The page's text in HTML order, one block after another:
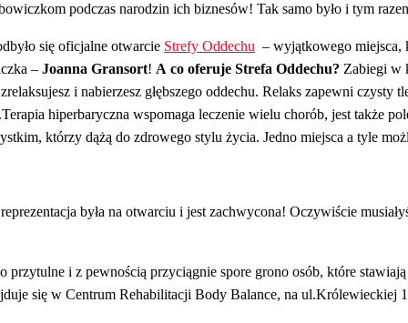
podczas narodzin ich biznesów! Tak samo było i tym
się oficjalne otwarcie Strefy Oddechu – wyjątkowego miejsca,
– Joanna Gransort! A co oferuje Strefa Oddechu? Zabiegi w
i nabierzesz głębszego oddechu. Relaks zapewni czysty
hiperbaryczna wspomaga leczenie wielu chorób, jest także
którzy dążą do zdrowego stylu życia. Jedno miejsca a tyle
była na otwarciu i jest zachwycona! Oczywiście
przytulne i z pewnością przyciągnie spore grono osób, które
się w Centrum Rehabilitacji Body Balance, na ul.Królewieckiej